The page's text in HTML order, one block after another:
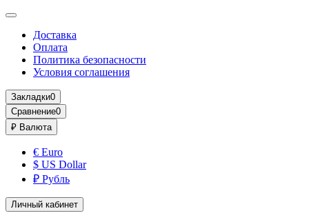
Доставка
Оплата
Политика безопасности
Условия соглашения
Закладки0
Сравнение0
₽ Валюта
€ Euro
$ US Dollar
₽ Рубль
Личный кабинет